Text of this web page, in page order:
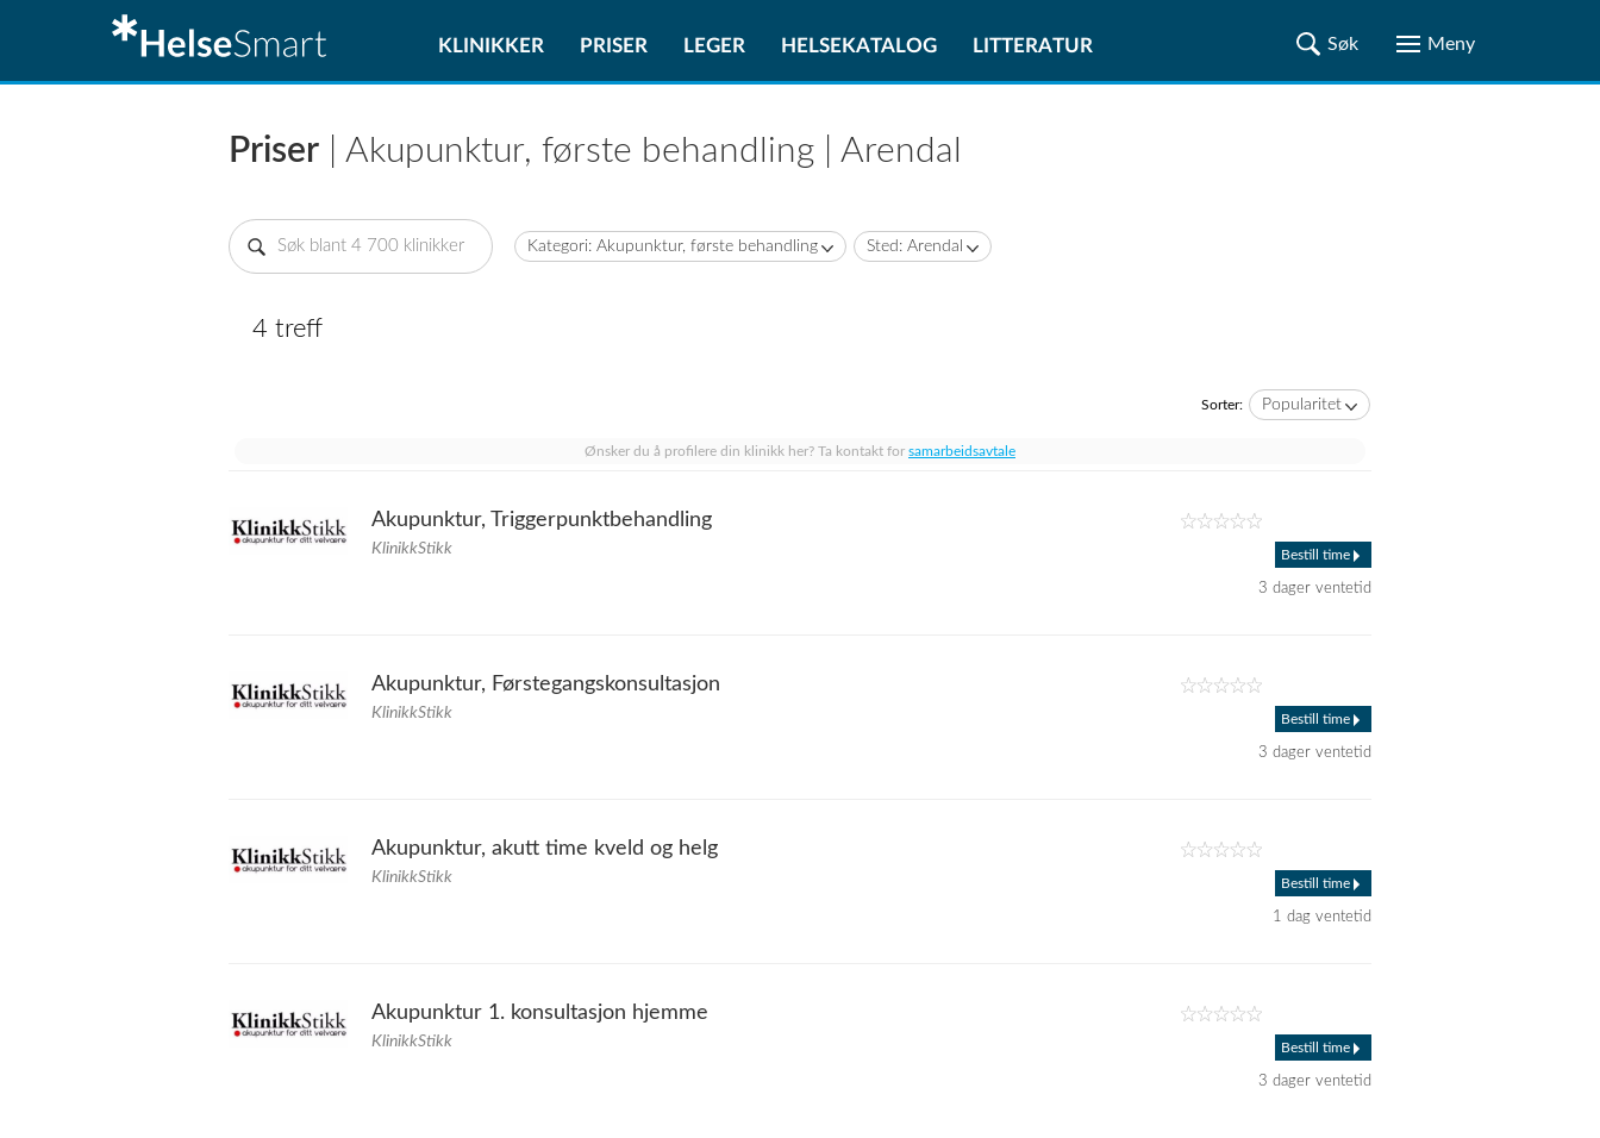
KLINIKKER PRISER LEGER HELSEKATALOG LITTERATUR
Priser | Akupunktur, første behandling | Arendal
Kategori: Akupunktur, første behandling Sted: Arendal
4 treff
Sorter: Popularitet
Ønsker du å profilere din klinikk her? Ta kontakt for samarbeidsavtale
Akupunktur, Triggerpunktbehandling
KlinikkStikk Bestill time
3 dager ventetid
Akupunktur, Førstegangskonsultasjon
KlinikkStikk Bestill time
3 dager ventetid
Akupunktur, akutt time kveld og helg
KlinikkStikk Bestill time
1 dag ventetid
Akupunktur 1. konsultasjon hjemme
KlinikkStikk Bestill time
3 dager ventetid